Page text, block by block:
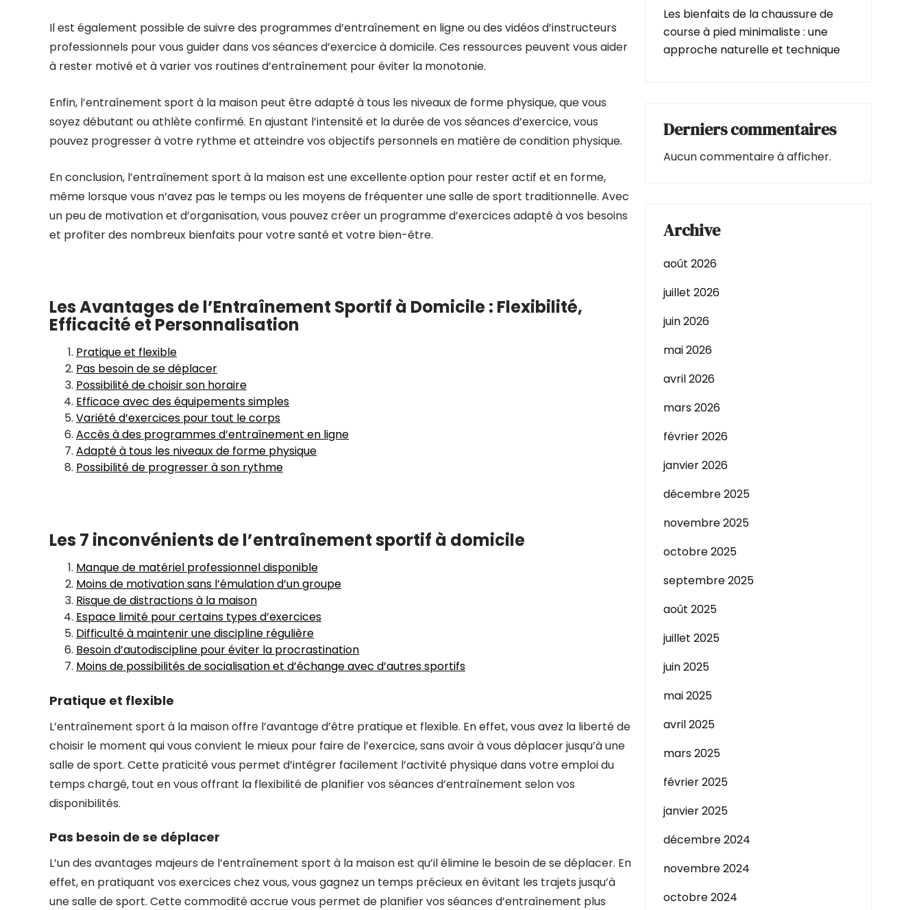
Il est également possible de suivre des programmes d’entraînement en ligne ou des vidéos d’instructeurs
professionnels pour vous guider dans vos séances d’exercice à domicile. Ces ressources peuvent vous aider
à rester motivé et à varier vos routines d’entraînement pour éviter la monotonie.
Enfin, l’entraînement sport à la maison peut être adapté à tous les niveaux de forme physique, que vous
soyez débutant ou athlète confirmé. En ajustant l’intensité et la durée de vos séances d’exercice, vous
pouvez progresser à votre rythme et atteindre vos objectifs personnels en matière de condition physique.
En conclusion, l’entraînement sport à la maison est une excellente option pour rester actif et en forme,
même lorsque vous n’avez pas le temps ou les moyens de fréquenter une salle de sport traditionnelle. Avec
un peu de motivation et d’organisation, vous pouvez créer un programme d’exercices adapté à vos besoins
et profiter des nombreux bienfaits pour votre santé et votre bien-être.
Les Avantages de l’Entraînement Sportif à Domicile : Flexibilité,
Efficacité et Personnalisation
Pratique et flexible
Pas besoin de se déplacer
Possibilité de choisir son horaire
Efficace avec des équipements simples
Variété d’exercices pour tout le corps
Accès à des programmes d’entraînement en ligne
Adapté à tous les niveaux de forme physique
Possibilité de progresser à son rythme
Les 7 inconvénients de l’entraînement sportif à domicile
Manque de matériel professionnel disponible
Moins de motivation sans l’émulation d’un groupe
Risque de distractions à la maison
Espace limité pour certains types d’exercices
Difficulté à maintenir une discipline régulière
Besoin d’autodiscipline pour éviter la procrastination
Moins de possibilités de socialisation et d’échange avec d’autres sportifs
Pratique et flexible
L’entraînement sport à la maison offre l’avantage d’être pratique et flexible. En effet, vous avez la liberté de
choisir le moment qui vous convient le mieux pour faire de l’exercice, sans avoir à vous déplacer jusqu’à une
salle de sport. Cette praticité vous permet d’intégrer facilement l’activité physique dans votre emploi du
temps chargé, tout en vous offrant la flexibilité de planifier vos séances d’entraînement selon vos
disponibilités.
Pas besoin de se déplacer
L’un des avantages majeurs de l’entraînement sport à la maison est qu’il élimine le besoin de se déplacer. En
effet, en pratiquant vos exercices chez vous, vous gagnez un temps précieux en évitant les trajets jusqu’à
une salle de sport. Cette commodité accrue vous permet de planifier vos séances d’entraînement plus
Les bienfaits de la chaussure de
course à pied minimaliste : une
approche naturelle et technique
Derniers commentaires
Aucun commentaire à afficher.
Archive
août 2026
juillet 2026
juin 2026
mai 2026
avril 2026
mars 2026
février 2026
janvier 2026
décembre 2025
novembre 2025
octobre 2025
septembre 2025
août 2025
juillet 2025
juin 2025
mai 2025
avril 2025
mars 2025
février 2025
janvier 2025
décembre 2024
novembre 2024
octobre 2024